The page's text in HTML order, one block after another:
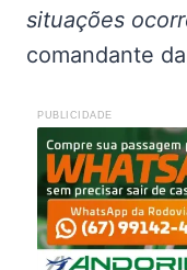
situações
comandante
PUBLICIDADE